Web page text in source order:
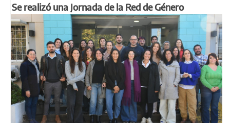
Se realizó una Jornada de la Red de Género